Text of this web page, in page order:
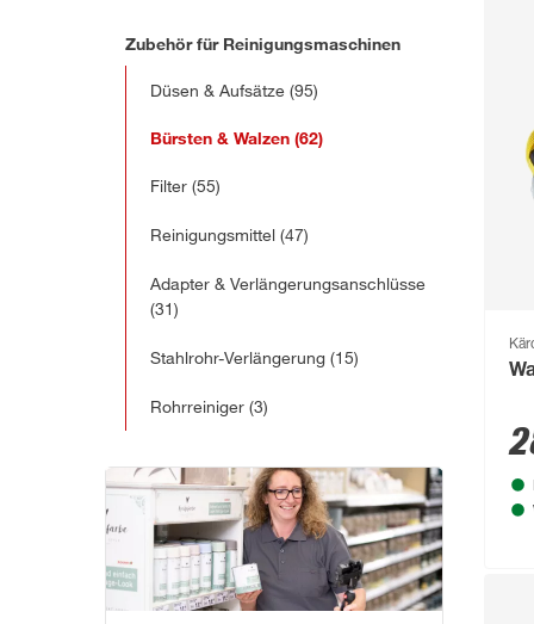
Zubehör für Reinigungsmaschinen
Düsen & Aufsätze (95)
Bürsten & Walzen (62)
Filter (55)
Reinigungsmittel (47)
Adapter & Verlängerungsanschlüsse
(31)
Stahlrohr-Verlängerung (15)
Rohrreiniger (3)